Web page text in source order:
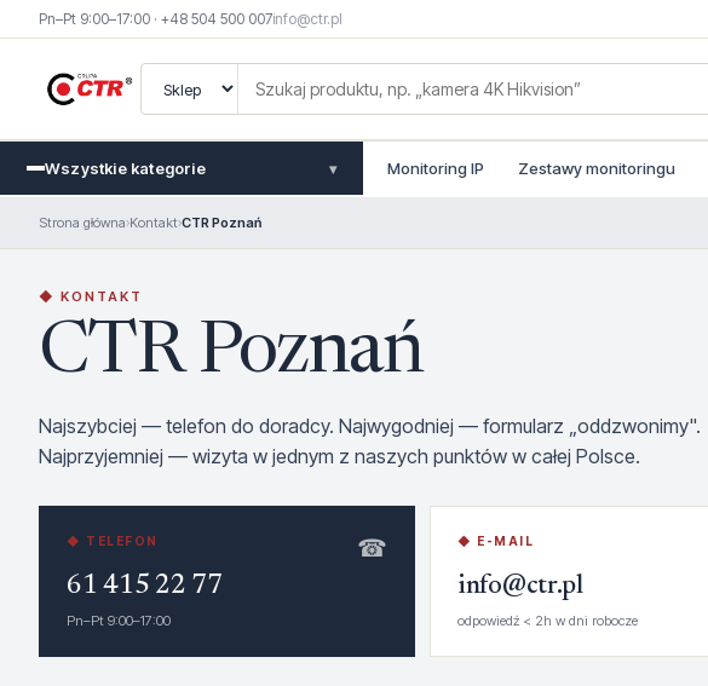
Pn–Pt 9:00–17:00 · +48 504 500 007info@ctr.pl
Wszystkie kategorie ▾ Monitoring IP Zestawy monitoringu
Strona główna›Kontakt›CTR Poznań
◆ KONTAKT
CTR Poznań
Najszybciej — telefon do doradcy. Najwygodniej — formularz „oddzwonimy".
Najprzyjemniej — wizyta w jednym z naszych punktów w całej Polsce.
◆ TELEFON ☎
61 415 22 77
Pn–Pt 9:00–17:00
◆ E-MAIL
info@ctr.pl
odpowiedź < 2h w dni robocze